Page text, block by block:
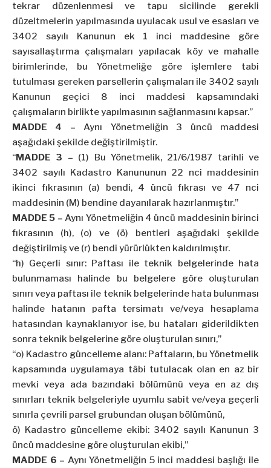
tekrar düzenlenmesi ve tapu sicilinde gerekli
düzeltmelerin yapılmasında uyulacak usul ve esasları ve
3402 sayılı Kanunun ek 1 inci maddesine göre
sayısallaştırma çalışmaları yapılacak köy ve mahalle
birimlerinde, bu Yönetmeliğe göre işlemlere tabi
tutulması gereken parsellerin çalışmaları ile 3402 sayılı
Kanunun geçici 8 inci maddesi kapsamındaki
çalışmaların birlikte yapılmasının sağlanmasını kapsar.”
MADDE 4 –Aynı Yönetmeliğin 3 üncü maddesi
aşağıdaki şekilde değiştirilmiştir.
“MADDE 3 – (1) Bu Yönetmelik, 21/6/1987 tarihli ve
3402 sayılı Kadastro Kanununun 22 nci maddesinin
ikinci fıkrasının (a) bendi, 4 üncü fıkrası ve 47 nci
maddesinin (M) bendine dayanılarak hazırlanmıştır.”
MADDE 5 –Aynı Yönetmeliğin 4 üncü maddesinin birinci
fıkrasının (h), (o) ve (ö) bentleri aşağıdaki şekilde
değiştirilmiş ve (r) bendi yürürlükten kaldırılmıştır.
“h) Geçerli sınır: Paftası ile teknik belgelerinde hata
bulunmaması halinde bu belgelere göre oluşturulan
sınırı veya paftası ile teknik belgelerinde hata bulunması
halinde hatanın pafta tersimatı ve/veya hesaplama
hatasından kaynaklanıyor ise, bu hataları giderildikten
sonra teknik belgelerine göre oluşturulan sınırı,”
“o) Kadastro güncelleme alanı: Paftaların, bu Yönetmelik
kapsamında uygulamaya tâbi tutulacak olan en az bir
mevki veya ada bazındaki bölümünü veya en az dış
sınırları teknik belgeleriyle uyumlu sabit ve/veya geçerli
sınırla çevrili parsel grubundan oluşan bölümünü,
ö) Kadastro güncelleme ekibi: 3402 sayılı Kanunun 3
üncü maddesine göre oluşturulan ekibi,”
MADDE 6 – Aynı Yönetmeliğin 5 inci maddesi başlığı ile